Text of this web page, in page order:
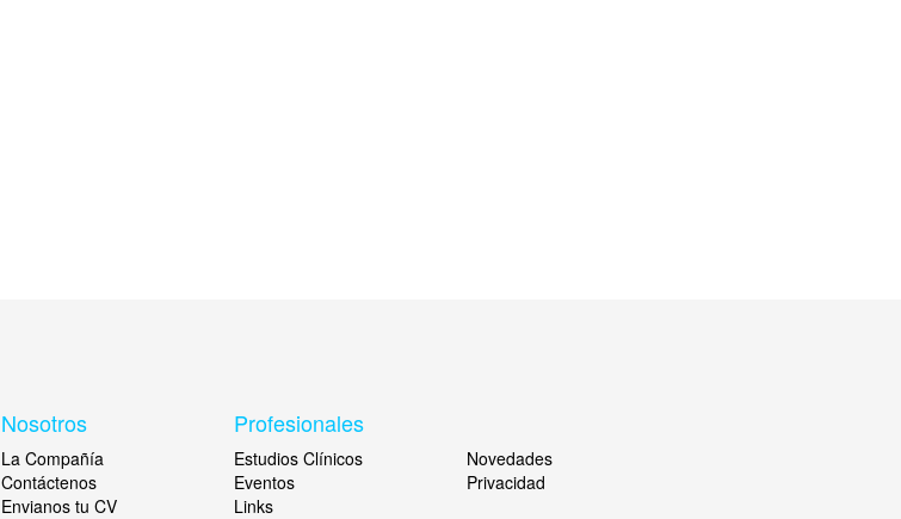
Nosotros
La Compañía
Contáctenos
Envianos tu CV
Profesionales
Estudios Clínicos
Eventos
Links
Novedades
Privacidad